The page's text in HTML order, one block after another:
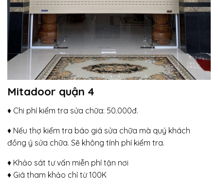
Mitadoor quận 4
♦ Chi phí kiểm tra sửa chữa: 50.000đ.
♦ Nếu thợ kiểm tra báo giá sửa chữa mà quý khách
đồng ý sửa chữa. Sẽ không tính phí kiểm tra.
♦ Khảo sát tư vấn miễn phí tận nơi
♦ Giá tham khảo chỉ từ 100K